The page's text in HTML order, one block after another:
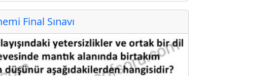
Final Sınavı